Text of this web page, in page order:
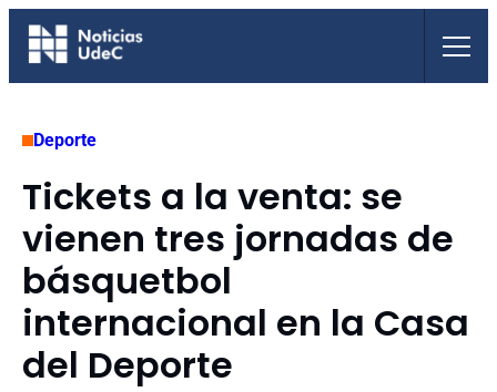
Saltar
Deporte
Tickets a la venta: se
vienen tres jornadas de
básquetbol
internacional en la Casa
del Deporte